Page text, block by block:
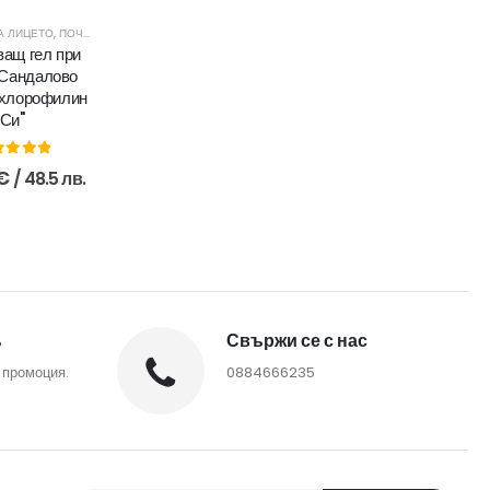
БЕЗ ОТМИВАНЕ
ЛИЦЕТО, ПОЧИСТВАНЕ И ТОНИЗИРАНЕ
гел при
Си''
of 5
/ 48.5 лв.
Свържи се с нас
0884666235